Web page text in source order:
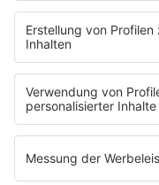
Backstagebereich
King of BOB
Beichtstuhl
Neuerscheinung
Newcomer